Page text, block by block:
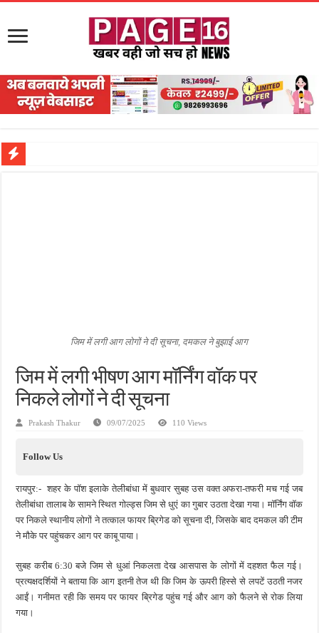
जन सहयोग और पूर्व सैनिकों ने चलाया दूध नदी स्वच्छता अभियान, भारी मात्रा में कचरा हटाया
चिल्ड्रन्स पार्क के जीर्णोद्धार के लिए आगे आई ‘जन सहयोग’, स्वच्छता अभियान से बदली तस्वीर
जिम में लगी आग लोगों ने दी सूचना, दमकल ने बुझाई आग
जिम में लगी भीषण आग मॉर्निंग वॉक पर
निकले लोगों ने दी सूचना
Prakash Thakur 09/07/2025 110 Views
Follow Us
रायपुर:- शहर के पॉश इलाके तेलीबांधा में बुधवार सुबह उस वक्त अफरा-तफरी मच गई जब
तेलीबांधा तालाब के सामने स्थित गोल्ड्स जिम से धुएं का गुबार उठता देखा गया। मॉर्निंग वॉक
पर निकले स्थानीय लोगों ने तत्काल फायर ब्रिगेड को सूचना दी, जिसके बाद दमकल की टीम
ने मौके पर पहुंचकर आग पर काबू पाया।
सुबह करीब 6:30 बजे जिम से धुआं निकलता देख आसपास के लोगों में दहशत फैल गई।
प्रत्यक्षदर्शियों ने बताया कि आग इतनी तेज थी कि जिम के ऊपरी हिस्से से लपटें उठती नजर
आईं। गनीमत रही कि समय पर फायर ब्रिगेड पहुंच गई और आग को फैलने से रोक लिया
गया।